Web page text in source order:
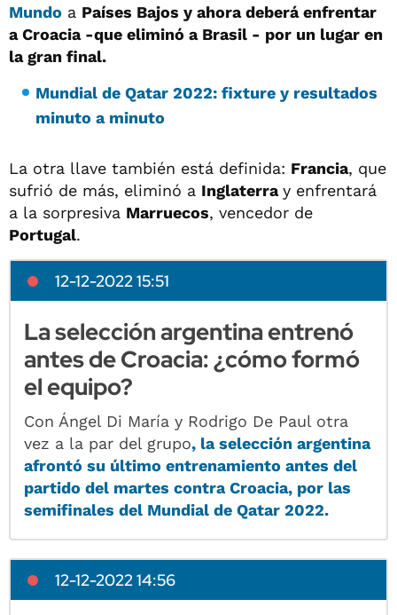
Mundo a Países Bajos y ahora deberá enfrentar
a Croacia -que eliminó a Brasil - por un lugar en
la gran final.
Mundial de Qatar 2022: fixture y resultados
minuto a minuto
La otra llave también está definida: Francia, que
sufrió de más, eliminó a Inglaterray enfrentará
a la sorpresiva Marruecos, vencedor de
Portugal.
12-12-2022 15:51
La selección argentina entrenó
antes de Croacia: ¿cómo formó
el equipo?
Con Ángel Di María y Rodrigo De Paul otra
vez a la par del grupo, la selección argentina
afrontó su último entrenamiento antes del
partido del martes contra Croacia, por las
semifinales del Mundial de Qatar 2022.
12-12-2022 14:56